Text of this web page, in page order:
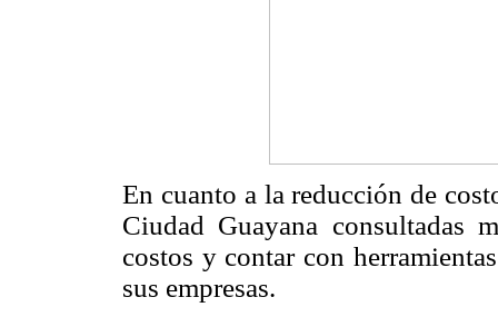
En cuanto a la reducción de
Ciudad Guayana consultadas
costos y contar con
sus empresas.